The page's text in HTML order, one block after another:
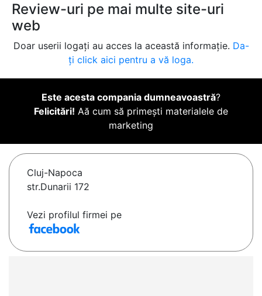
Review-uri pe mai multe site-uri
web
Doar userii logați au acces la această informație. Da-
ți click aici pentru a vă loga.
Este acesta compania dumneavoastră?
Felicitări! Aă cum să primești materialele de
marketing
Cluj-Napoca
str.Dunarii 172
Vezi profilul firmei pe